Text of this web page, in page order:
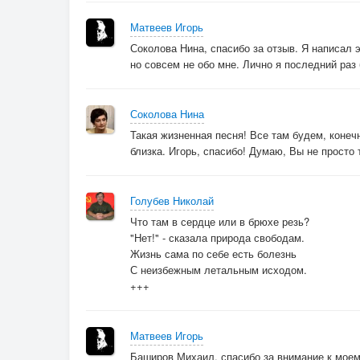
а не как безнадежно больной...
Матвеев Игорь
Соколова Нина, спасибо за отзыв. Я написал
но совсем не обо мне. Лично я последний
Соколова Нина
Такая жизненная песня! Все там будем,
близка. Игорь, спасибо! Думаю, Вы не просто
Голубев Николай
Что там в сердце или в брюхе резь?
"Нет!" - сказала природа свободам.
Жизнь сама по себе есть болезнь
С неизбежным летальным исходом.
+++
Матвеев Игорь
Баширов Михаил, спасибо за внимание к